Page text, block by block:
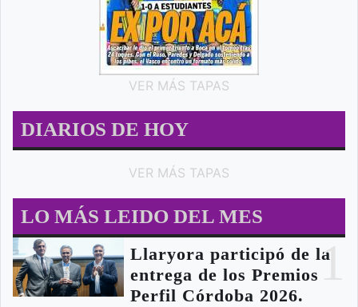
VER MÁS TAPAS
DIARIOS DE HOY
VER MÁS TAPAS
LO MÁS LEIDO DEL MES
1
Llaryora participó de la
entrega de los Premios
Perfil Córdoba 2026.